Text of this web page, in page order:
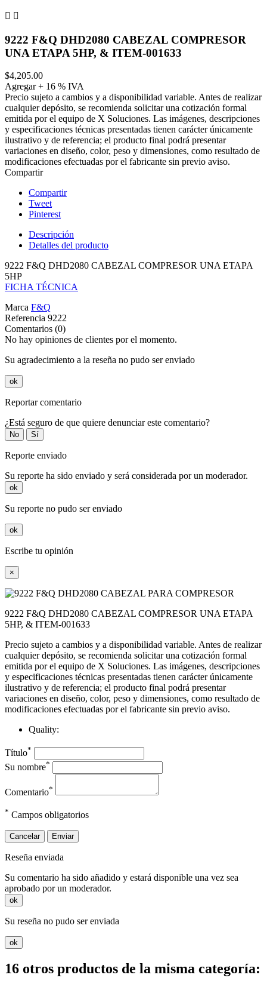
 
9222 F&Q DHD2080 CABEZAL COMPRESOR
UNA ETAPA 5HP, & ITEM-001633
$4,205.00
Agregar + 16 % IVA
Precio sujeto a cambios y a disponibilidad variable. Antes de realizar
cualquier depósito, se recomienda solicitar una cotización formal
emitida por el equipo de X Soluciones. Las imágenes, descripciones
y especificaciones técnicas presentadas tienen carácter únicamente
ilustrativo y de referencia; el producto final podrá presentar
variaciones en diseño, color, peso y dimensiones, como resultado de
modificaciones efectuadas por el fabricante sin previo aviso.
Compartir
Compartir
Tweet
Pinterest
Descripción
Detalles del producto
9222 F&Q DHD2080 CABEZAL COMPRESOR UNA ETAPA
5HP
FICHA TÉCNICA
Marca F&Q
Referencia 9222
Comentarios (0)
No hay opiniones de clientes por el momento.
Su agradecimiento a la reseña no pudo ser enviado
ok
Reportar comentario
¿Está seguro de que quiere denunciar este comentario?
No Sí
Reporte enviado
Su reporte ha sido enviado y será considerada por un moderador.
ok
Su reporte no pudo ser enviado
ok
Escribe tu opinión
×
9222 F&Q DHD2080 CABEZAL COMPRESOR UNA ETAPA
5HP, & ITEM-001633
Precio sujeto a cambios y a disponibilidad variable. Antes de realizar
cualquier depósito, se recomienda solicitar una cotización formal
emitida por el equipo de X Soluciones. Las imágenes, descripciones
y especificaciones técnicas presentadas tienen carácter únicamente
ilustrativo y de referencia; el producto final podrá presentar
variaciones en diseño, color, peso y dimensiones, como resultado de
modificaciones efectuadas por el fabricante sin previo aviso.
Quality:
Título*
Su nombre*
Comentario*
* Campos obligatorios
Cancelar Enviar
Reseña enviada
Su comentario ha sido añadido y estará disponible una vez sea
aprobado por un moderador.
ok
Su reseña no pudo ser enviada
ok
16 otros productos de la misma categoría: